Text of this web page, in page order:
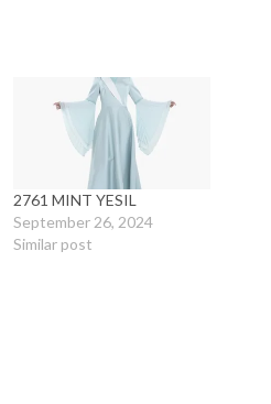
2761 MINT YESIL
September 26, 2024
Similar post